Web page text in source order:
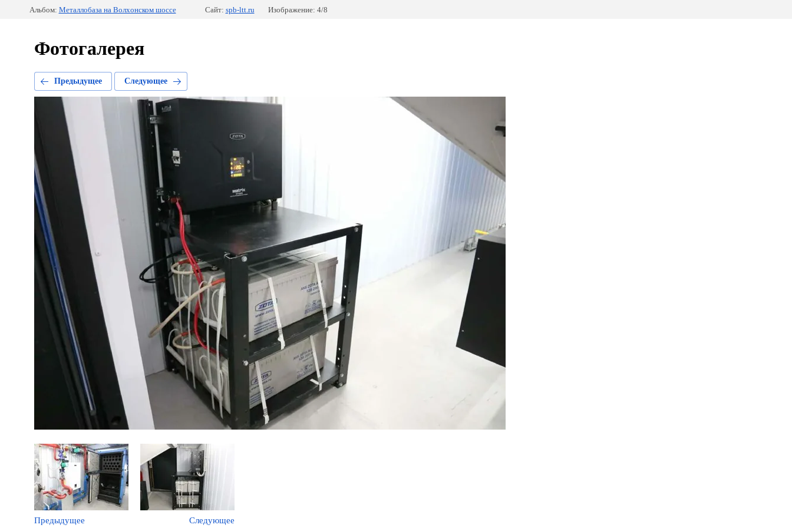
Альбом: Металлобаза на Волхонском шоссе Сайт: spb-ltt.ru Изображение: 4/8
Фотогалерея
Предыдущее Следующее
Предыдущее Следующее